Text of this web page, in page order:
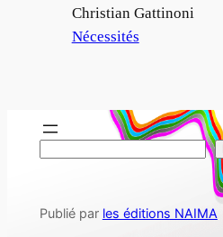
Auteur
Christian Gattinoni
Par rapport à
Nécessités
h
Publié par les éditions NAIMA